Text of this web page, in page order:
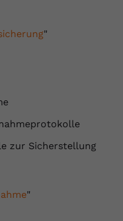
"
zur Sicherstellung
"